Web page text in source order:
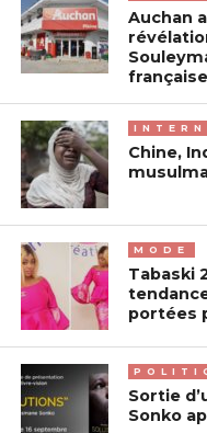
Auchan
française
Chine,
MODE
Tabaski
portées
Sortie
Sonko